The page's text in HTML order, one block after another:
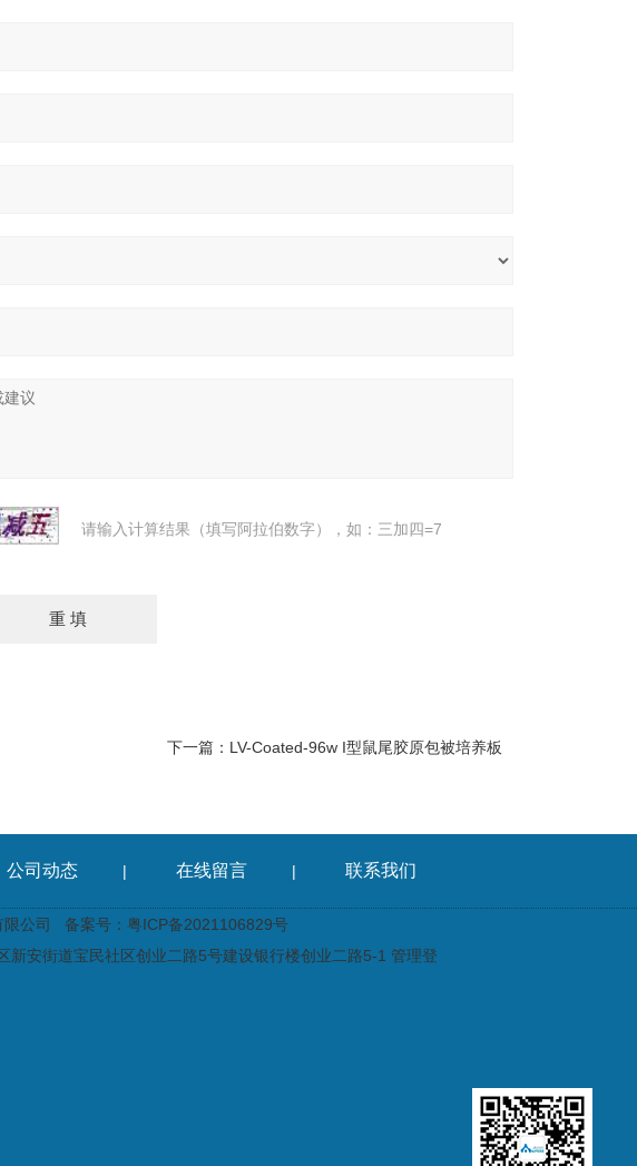
请输入计算结果（填写阿拉伯数字），如：三加四=7
下一篇： LV-Coated-96w I型鼠尾胶原包被培养板
公司动态 | 在线留言 | 联系我们
限公司 备案号：粤ICP备2021106829号
新安街道宝民社区创业二路5号建设银行楼创业二路5-1 管理登